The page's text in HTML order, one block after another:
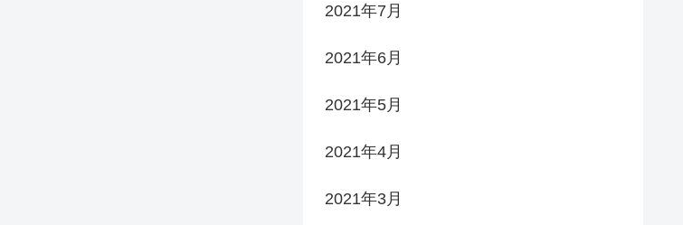
2021年7月
2021年6月
2021年5月
2021年4月
2021年3月